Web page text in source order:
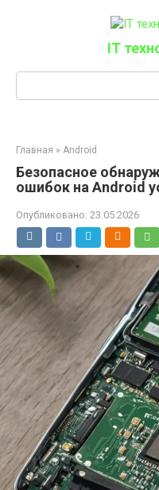
IT
Главная » Android
Безопасное
ошибок на Android
Опубликовано: 23.05.2026